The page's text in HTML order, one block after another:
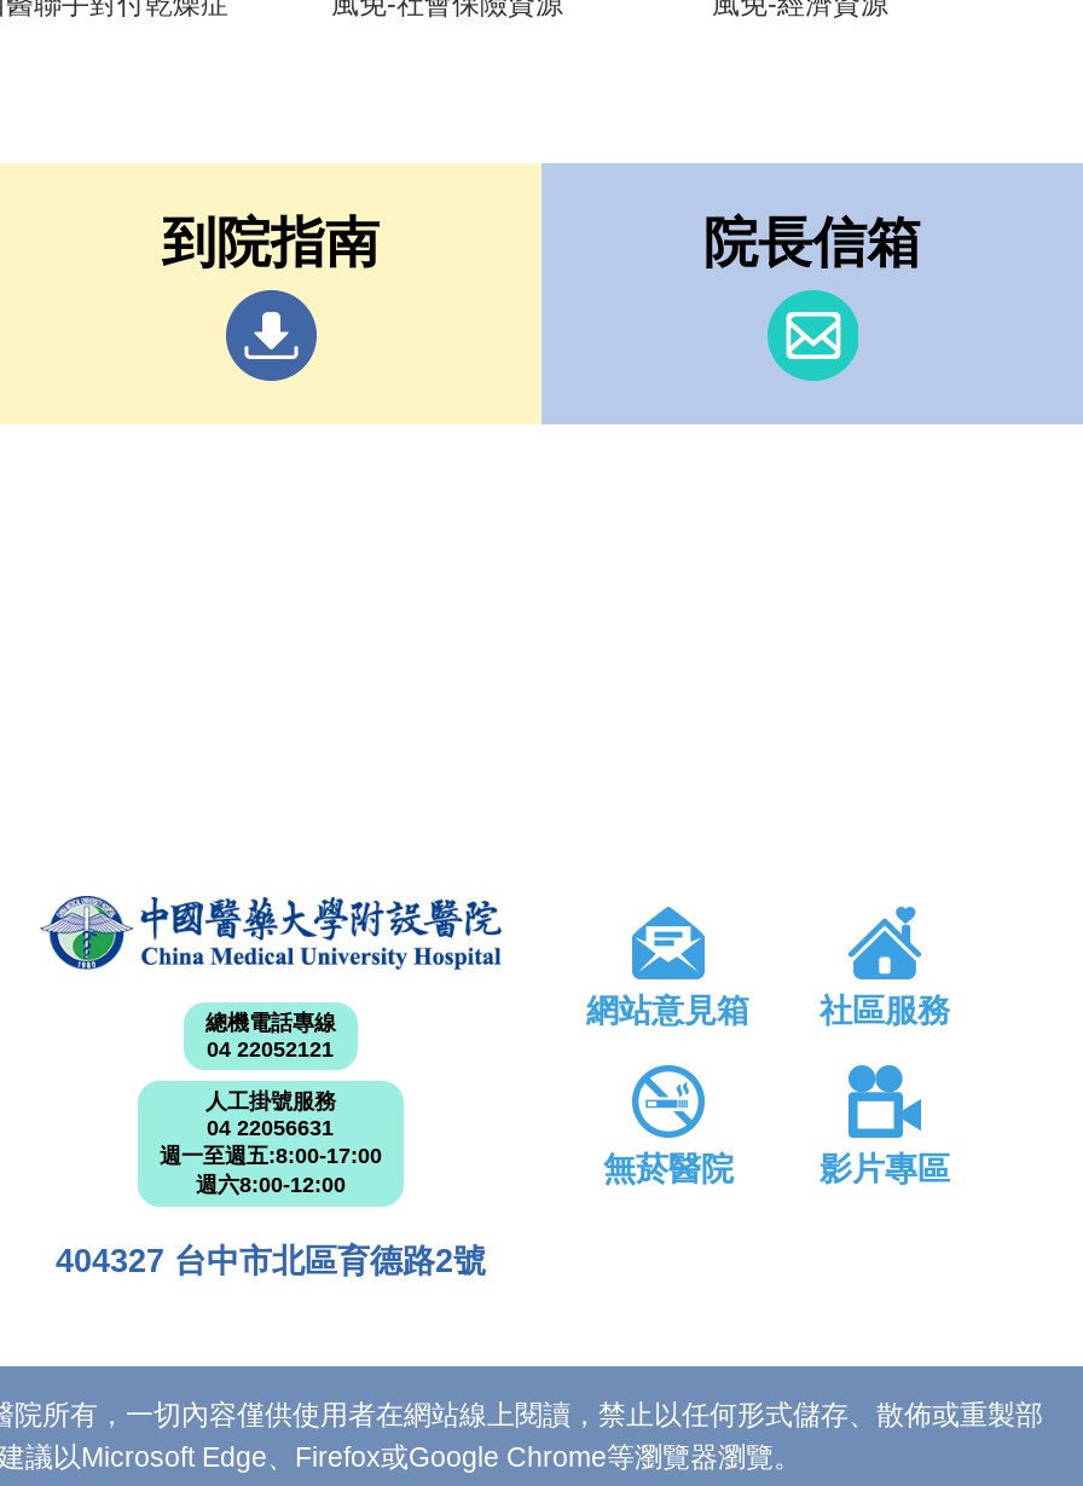
到院指南 院長信箱
總機電話專線
04 22052121
人工掛號服務
04 22056631
週一至週五:8:00-17:00
週六8:00-12:00
404327 台中市北區育德路2號
網站意見箱 社區服務
無菸醫院 影片專區
所有，一切內容僅供使用者在網站線上閱讀，禁止以任何形式儲存、散佈或重製部
議以Microsoft Edge、Firefox或Google Chrome等瀏覽器瀏覽。